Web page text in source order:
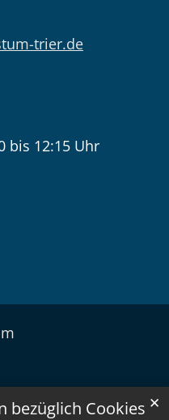
bezüglich Cookies ✕
trier.de
bis 12:15 Uhr